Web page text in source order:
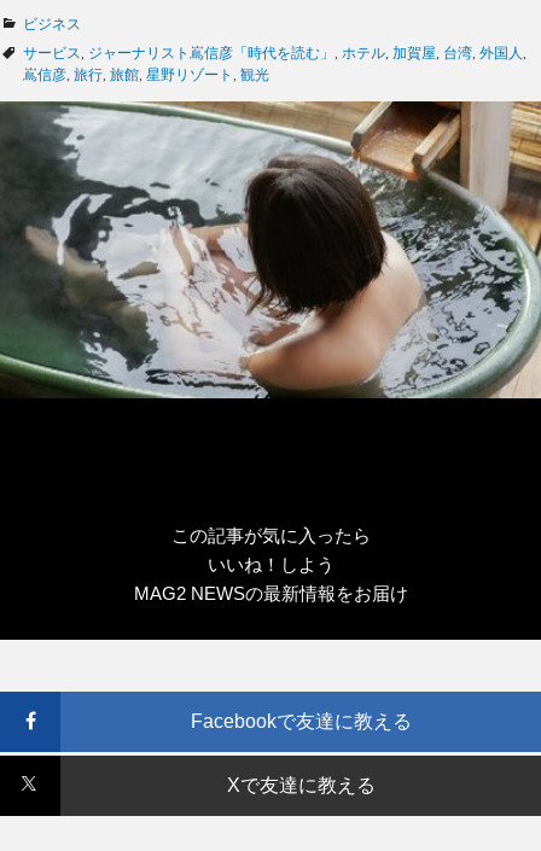
カ
テ
ゴ
ビジネス
タ
グ
サービス ジャーナリスト嶌信彦「時代を読む」 ホテル 加賀屋 台湾 外国人
嶌信彦 旅行 旅館 星野リゾート 観光
この記事が気に入ったら
いいね！しよう
MAG2 NEWSの最新情報をお届け
Facebookで友達に教える
Xで友達に教える